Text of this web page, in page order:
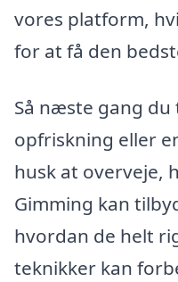
vores platform,
for at få den
Så næste gang
opfriskning eller
husk at overveje,
Gimming kan
hvordan de helt
teknikker kan